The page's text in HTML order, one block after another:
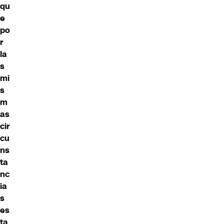
qu
e
po
r
la
s
mi
s
m
as
cir
cu
ns
ta
nc
ia
s
es